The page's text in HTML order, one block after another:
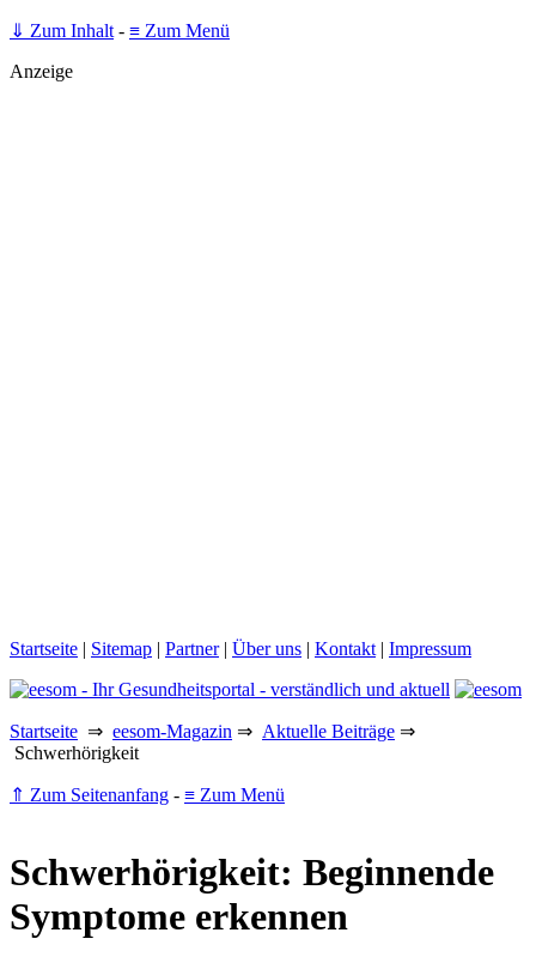
⇓ Zum Inhalt - ≡ Zum Menü
Anzeige
Startseite | Sitemap | Partner| Über uns | Kontakt | Impressum
Startseite ⇒ eesom-Magazin ⇒ Aktuelle Beiträge ⇒
Schwerhörigkeit
⇑ Zum Seitenanfang - ≡ Zum Menü
Schwerhörigkeit: Beginnende
Symptome erkennen